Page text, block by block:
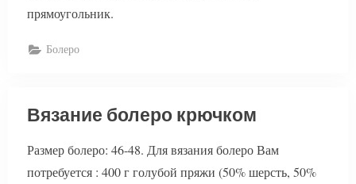
прямоугольник.
Болеро
Вязание болеро крючком
Размер болеро: 46-48. Для вязания болеро Вам
потребуется : 400 г голубой пряжи (50% шерсть, 50%